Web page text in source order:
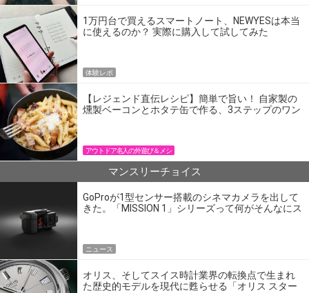
1万円台で買えるスマートノート、NEWYESは本当
に使えるのか？ 実際に購入して試してみた
体験レポ
【レジェンド直伝レシピ】簡単で旨い！ 自家製の
燻製ベーコンとホタテ缶で作る、3ステップのワン
アウトドア名人の外遊び＆メシ
マンスリーチョイス
GoProが1型センサー搭載のシネマカメラを出して
きた。「MISSION 1」シリーズって何がそんなにス
ニュース
オリス、そしてスイス時計業界の転換点で生まれ
た歴史的モデルを現代に甦らせる「オリス スター